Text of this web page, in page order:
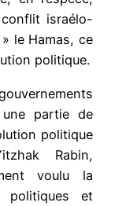
israélo-
le Hamas, ce
politique.
partie de
politique
Rabin,
voulu la
et